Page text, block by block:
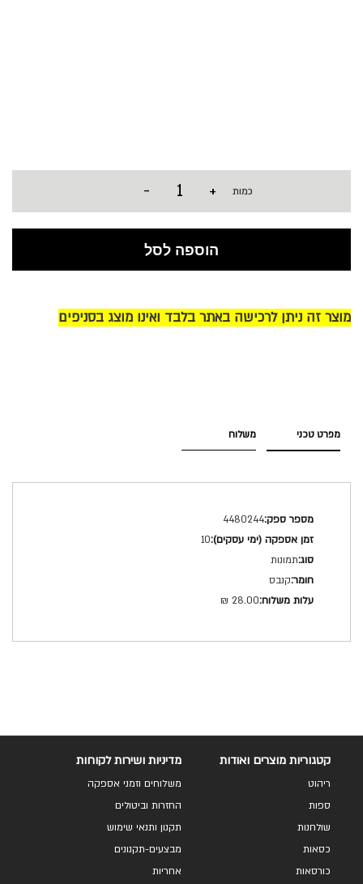
כמות +
-
הוספה לסל
מוצר זה ניתן לרכישה באתר בלבד ואינו מוצג בסניפים
מפרט טכני
מפרט
טכני
4480244
10
תמונות
קנבס
28.00 ₪
משלוח
קטגוריות מוצרים ואודות
ריהוט
ספות
שולחנות
כסאות
כורסאות
מדיניות ושירות לקוחות
משלוחים וזמני אספקה
החזרות וביטולים
תקנון ותנאי שימוש
מבצעים-תקנונים
אחריות